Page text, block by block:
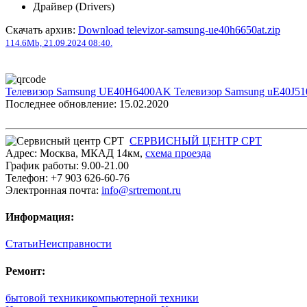
Драйвер (Drivers)
Скачать архив: Download televizor-samsung-ue40h6650at.zip
114.6Mb, 21.09.2024 08:40.
Телевизор Samsung UE40H6400AK Телевизор Samsung
Последнее обновление: 15.02.2020
СЕРВИСНЫЙ ЦЕНТР СРТ
Адрес: Москва, МКАД 14км, cхема проезда
График работы: 9.00-21.00
Телефон: +7 903 626-60-76
Электронная почта: info@srtremont.ru
Информация:
СтатьиНеисправности
Ремонт:
бытовой техникикомпьютерной техники